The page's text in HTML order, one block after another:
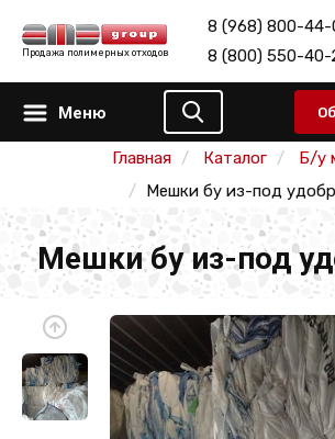
Продажа полимерных отходов
8 (968) 800-44-
8 (800) 550-40-
Меню
Главная Каталог
Б/у
Мешки бу из-под
Мешки бу из-под